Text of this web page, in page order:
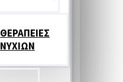
ΘΕΡΑΠΕΙΕΣ
ΝΥΧΙΩΝ